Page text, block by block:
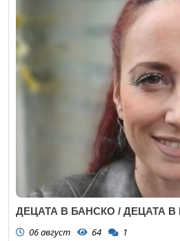
ДЕЦАТА В БАНСКО / ДЕЦАТА
06 август 64 1